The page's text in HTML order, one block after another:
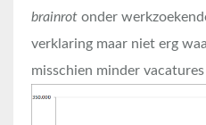
brainrot onder
verklaring maar niet erg
misschien minder